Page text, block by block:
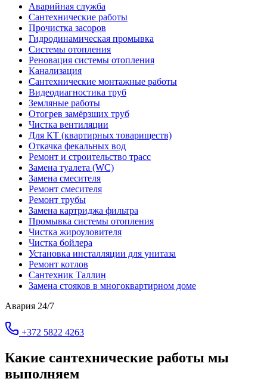
Аварийная служба
Сантехнические работы
Прочистка засоров
Гидродинамическая промывка
Системы отопления
Реновация системы отопления
Канализация
Сантехнические монтажные работы
Видеодиагностика труб
Земляные работы
Отогрев замёрзших труб
Чистка вентиляции
Для КТ (квартирных товариществ)
Откачка фекальных вод
Ремонт и строительство трасс
Замена туалета (WC)
Замена смесителя
Ремонт смесителя
Ремонт трубы
Замена картриджа фильтра
Промывка системы отопления
Чистка жироуловителя
Чистка бойлера
Установка инсталляции для унитаза
Ремонт котлов
Сантехник Таллин
Замена стояков в многоквартирном доме
Авария 24/7
+372 5822 4263
Какие сантехнические работы мы
выполняем